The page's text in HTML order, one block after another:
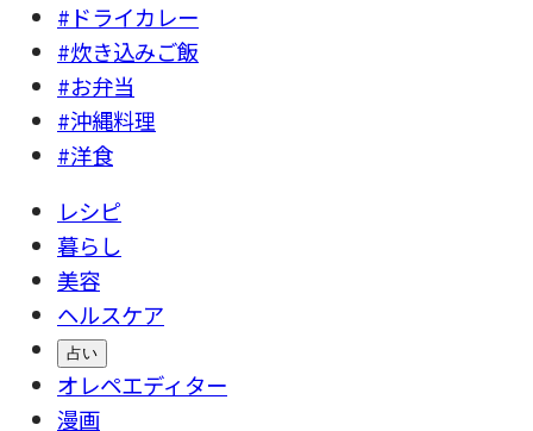
#ドライカレー
#炊き込みご飯
#お弁当
#沖縄料理
#洋食
レシピ
暮らし
美容
ヘルスケア
占い
オレペエディター
漫画